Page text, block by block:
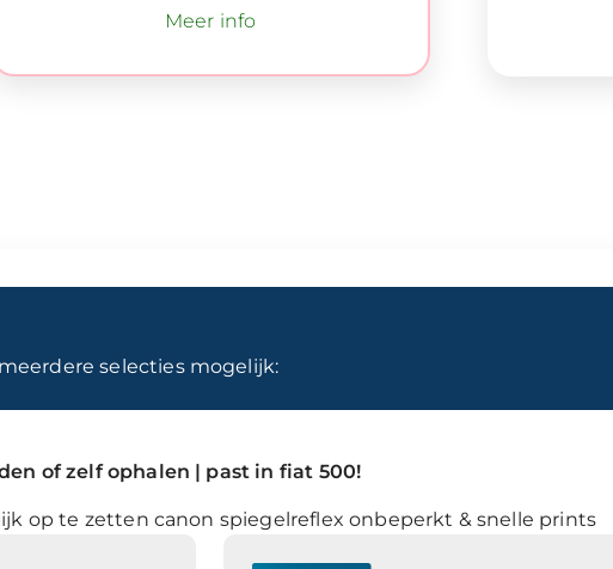
Meer info
selecties mogelijk:
of zelf ophalen | past in fiat 500!
op te zetten canon spiegelreflex onbeperkt & snelle prints